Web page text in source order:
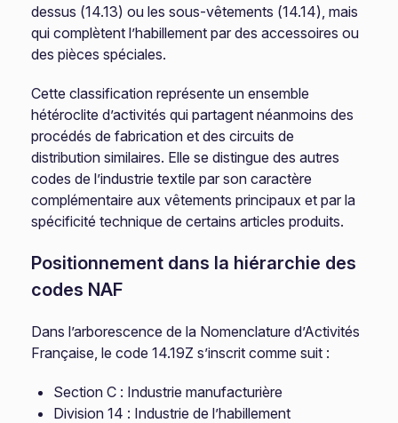
dessus (14.13) ou les sous-vêtements (14.14), mais
qui complètent l’habillement par des accessoires ou
des pièces spéciales.
Cette classification représente un ensemble
hétéroclite d’activités qui partagent néanmoins des
procédés de fabrication et des circuits de
distribution similaires. Elle se distingue des autres
codes de l’industrie textile par son caractère
complémentaire aux vêtements principaux et par la
spécificité technique de certains articles produits.
Positionnement dans la hiérarchie des
codes NAF
Dans l’arborescence de la Nomenclature d’Activités
Française, le code 14.19Z s’inscrit comme suit :
Section C : Industrie manufacturière
Division 14 : Industrie de l’habillement